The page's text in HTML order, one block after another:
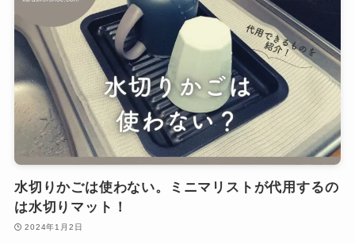
水切りかごは使わない。ミニマリストが代用するの
は水切りマット！
2024年1月2日